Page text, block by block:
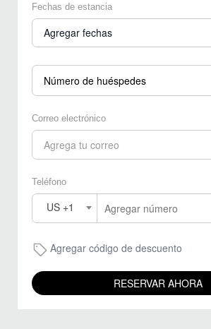
Fechas de estancia
Agregar fechas
Número de huéspedes
Correo electrónico
Teléfono
US +1
Agregar código de descuento
RESERVAR AHORA